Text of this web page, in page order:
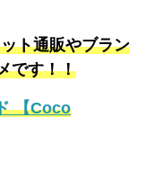
ト通販やブラン
です！！
【Coco